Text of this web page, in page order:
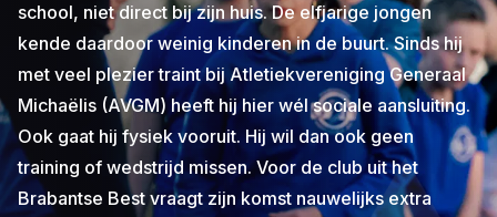
school, niet direct bij zijn huis. De elfjarige jongen
kende daardoor weinig kinderen in de buurt. Sinds hij
met veel plezier traint bij Atletiekvereniging Generaal
Michaëlis (AVGM) heeft hij hier wél sociale aansluiting.
Ook gaat hij fysiek vooruit. Hij wil dan ook geen
training of wedstrijd missen. Voor de club uit het
Brabantse Best vraagt zijn komst nauwelijks extra